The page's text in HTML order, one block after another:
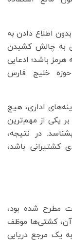
اطلاع دادن به
به چالش کشیدن
هرمز باشد؛ ادعایی
خلیج فارس
اداری، هیچ
بر یکی از مهم‌ترین
در نتیجه،
کشتیرانی باشد،
مطرح شده بود،
کشتی‌ها موظف
یک مرجع دریایی